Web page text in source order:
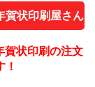
賀状印刷屋さん
賀状印刷の注文